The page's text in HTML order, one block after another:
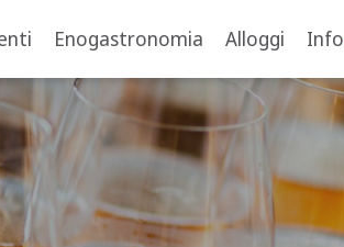
Enogastronomia Alloggi Info